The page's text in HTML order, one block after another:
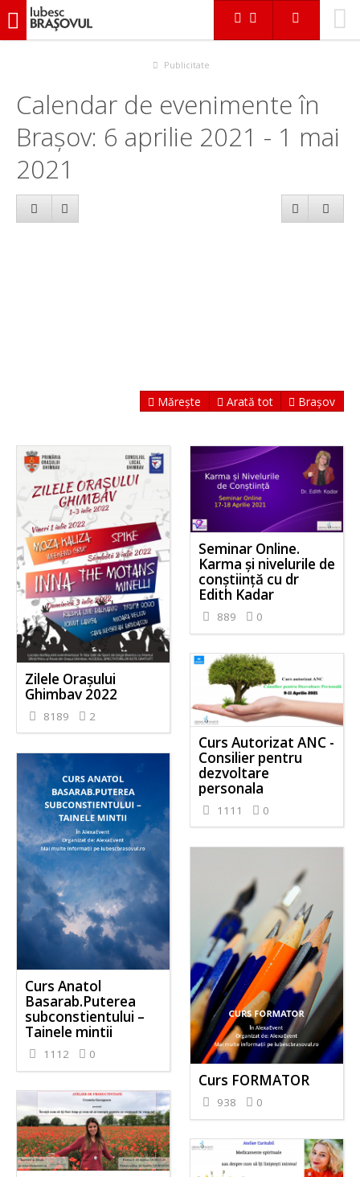
iubescbraşovul.ro
Publicitate
Calendar de evenimente în
Brașov: 6 aprilie 2021 - 1 mai
2021
Mărește Arată tot Brașov
Zilele Orașului
Ghimbav 2022
8189 2
Seminar Online.
Karma și nivelurile de
conștiință cu dr
Edith Kadar
889 0
Curs Autorizat ANC -
Consilier pentru
dezvoltare
personala
1111 0
Curs Anatol
Basarab.Puterea
subconstientului –
Tainele mintii
1112 0
Curs FORMATOR
938 0